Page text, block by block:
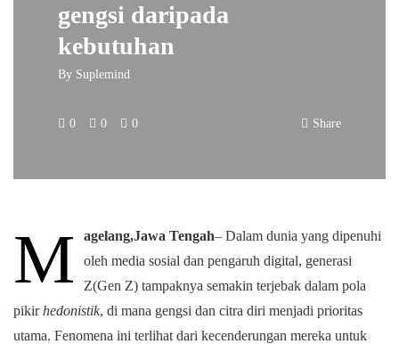
gengsi daripada
kebutuhan
By Suplemind
0 0 0 Share
M agelang,Jawa Tengah– Dalam dunia yang dipenuhi
oleh media sosial dan pengaruh digital, generasi
Z(Gen Z) tampaknya semakin terjebak dalam pola
pikirhedonistik, di mana gengsi dan citra diri menjadi prioritas
utama. Fenomena ini terlihat dari kecenderungan mereka untuk